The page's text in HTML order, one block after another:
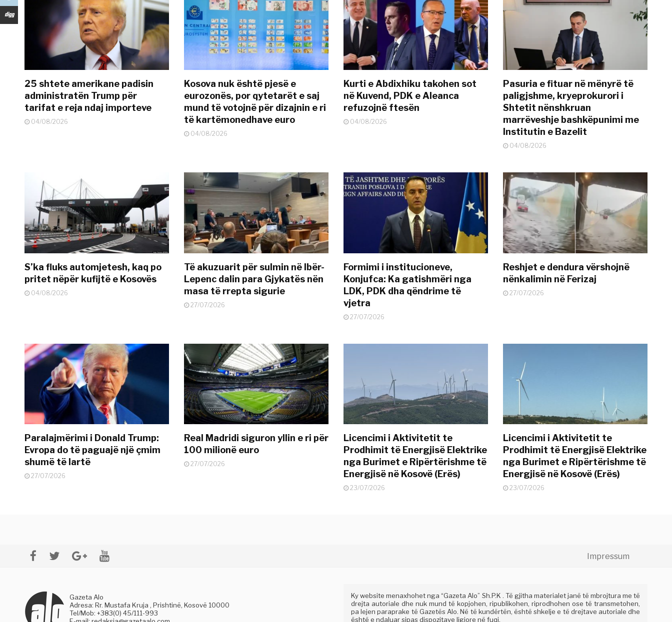
25 shtete amerikane padisin
administratën Trump për
tarifat e reja ndaj importeve
04/08/2026
Kosova nuk është pjesë e
eurozonës, por qytetarët e saj
mund të votojnë për dizajnin e ri
të kartëmonedhave euro
04/08/2026
Kurti e Abdixhiku takohen sot
në Kuvend, PDK e Aleanca
refuzojnë ftesën
04/08/2026
Pasuria e fituar në mënyrë të
paligjshme, kryeprokurori i
Shtetit nënshkruan
marrëveshje bashkëpunimi me
Institutin e Bazelit
04/08/2026
S’ka fluks automjetesh, kaq po
pritet nëpër kufijtë e Kosovës
04/08/2026
Të akuzuarit për sulmin në Ibër-
Lepenc dalin para Gjykatës nën
masa të rrepta sigurie
27/07/2026
Formimi i institucioneve,
Konjufca: Ka gatishmëri nga
LDK, PDK dha qëndrime të
vjetra
27/07/2026
Reshjet e dendura vërshojnë
nënkalimin në Ferizaj
27/07/2026
Paralajmërimi i Donald Trump:
Evropa do të paguajë një çmim
shumë të lartë
27/07/2026
Real Madridi siguron yllin e ri për
100 milionë euro
27/07/2026
Licencimi i Aktivitetit te
Prodhimit të Energjisë Elektrike
nga Burimet e Ripërtërishme të
Energjisë në Kosovë (Erës)
23/07/2026
Licencimi i Aktivitetit te
Prodhimit të Energjisë Elektrike
nga Burimet e Ripërtërishme të
Energjisë në Kosovë (Erës)
23/07/2026
Impressum
Gazeta Alo
Adresa: Rr. Mustafa Kruja , Prishtinë, Kosovë 10000
Tel/Mob: +383(0) 45/111-993
Ky website menaxhohet nga “Gazeta Alo” Sh.P.K . Të gjitha materialet janë të mbrojtura me të
drejta autoriale dhe nuk mund të kopjohen, ripublikohen, riprodhohen ose të transmetohen,
pa lejen paraprake të Gazetës Alo. Në të kundërtën, është shkelje e të drejtave autoriale dhe
është e ndaluar sipas dispozitave ligjore në fuqi.